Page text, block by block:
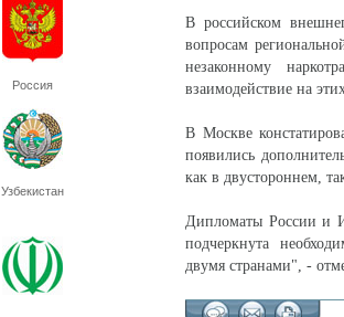
Россия
Узбекистан
В российском
вопросам
незаконному
взаимодействие на
В Москве
появились
как в двустороннем,
Дипломаты России и
подчеркнута
двумя странами", -